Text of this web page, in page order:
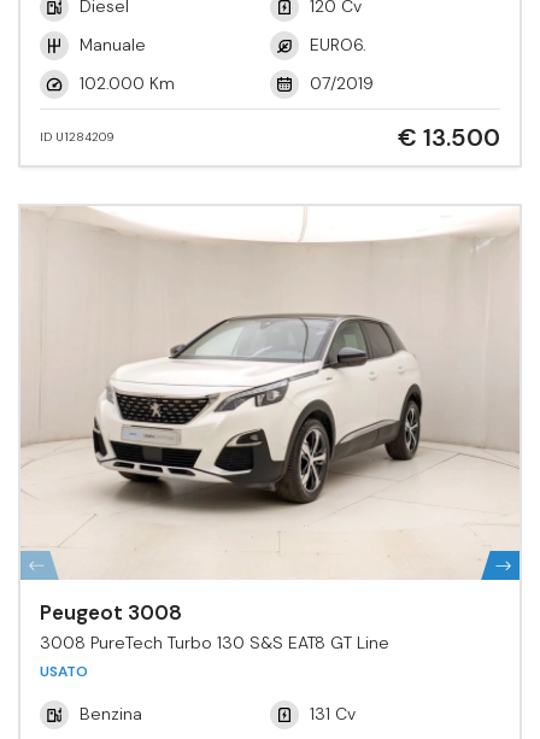
Diesel
120 Cv
Manuale
EURO6.
102.000 Km
07/2019
ID U1284209 € 13.500
Peugeot 3008
3008 PureTech Turbo 130 S&S EAT8 GT Line
USATO
Benzina
131 Cv